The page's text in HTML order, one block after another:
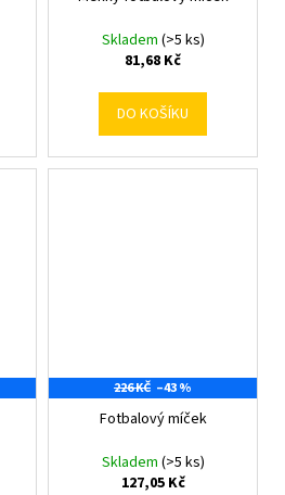
Skladem (>5 ks)
81,68 Kč
DO KOŠÍKU
226 KČ –43 %
Fotbalový míček
Skladem (>5 ks)
127,05 Kč